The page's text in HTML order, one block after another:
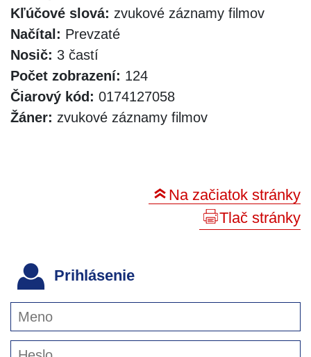
Kľúčové slová: zvukové záznamy filmov
Načítal: Prevzaté
Nosič: 3 častí
Počet zobrazení: 124
Čiarový kód: 0174127058
Žáner: zvukové záznamy filmov
Na začiatok stránky
Tlač stránky
Prihlásenie